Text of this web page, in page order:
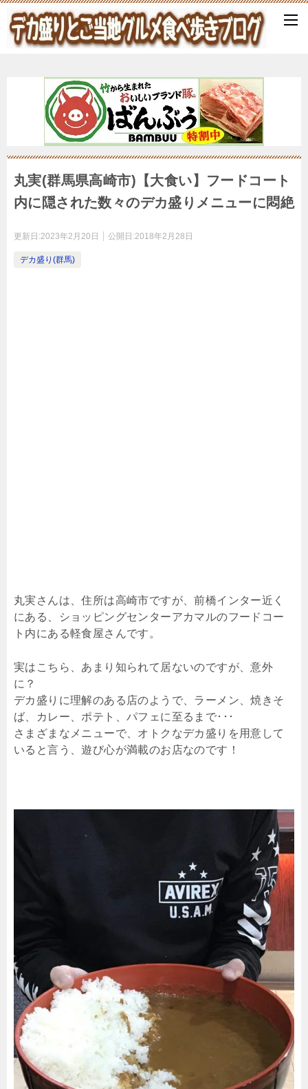
丸実(群馬県高崎市)【大食い】フードコート
内に隠された数々のデカ盛りメニューに悶絶
更新日:2023年2月20日 公開日:2018年2月28日
デカ盛り(群馬)
丸実さんは、住所は高崎市ですが、前橋インター近く
にある、ショッピングセンターアカマルのフードコー
ト内にある軽食屋さんです。
実はこちら、あまり知られて居ないのですが、意外
に？
デカ盛りに理解のある店のようで、ラーメン、焼きそ
ば、カレー、ポテト、パフェに至るまで･･･
さまざまなメニューで、オトクなデカ盛りを用意して
いると言う、遊び心が満載のお店なのです！